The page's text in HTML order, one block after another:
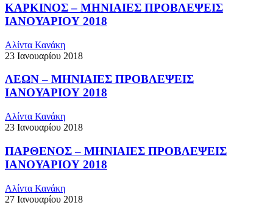
ΚΑΡΚΙΝΟΣ – ΜΗΝΙΑΙΕΣ ΠΡΟΒΛΕΨΕΙΣ
ΙΑΝΟΥΑΡΙΟΥ 2018
Αλίντα Κανάκη
23 Ιανουαρίου 2018
ΛΕΩΝ – ΜΗΝΙΑΙΕΣ ΠΡΟΒΛΕΨΕΙΣ
ΙΑΝΟΥΑΡΙΟΥ 2018
Αλίντα Κανάκη
23 Ιανουαρίου 2018
ΠΑΡΘΕΝΟΣ – ΜΗΝΙΑΙΕΣ ΠΡΟΒΛΕΨΕΙΣ
ΙΑΝΟΥΑΡΙΟΥ 2018
Αλίντα Κανάκη
27 Ιανουαρίου 2018